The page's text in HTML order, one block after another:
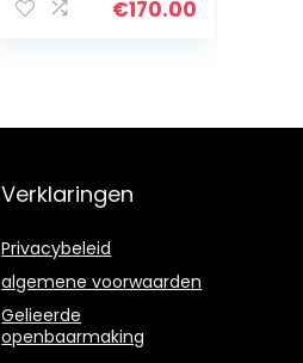
Detector
€170.00
Verklaringen
Privacybeleid
algemene voorwaarden
Gelieerde
openbaarmaking